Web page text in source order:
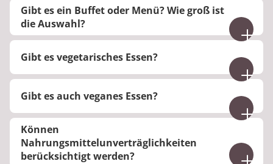
Gibt es ein Buffet oder Menü? Wie groß ist
die Auswahl?
Morgens und abends gibt es ein
abwechslungsreiches Buffet, mittags haben Sie die
Auswahl aus zwei Gerichten.
Gibt es vegetarisches Essen?
Ja, wir bieten vegetarische Speisen an. Bitte
informieren Sie uns vorab über eventuelle
Unverträglichkeiten.
Gibt es auch veganes Essen?
Nein, veganes Essen kann nicht garantiert werden.
Können
Nahrungsmittelunverträglichkeiten
berücksichtigt werden?